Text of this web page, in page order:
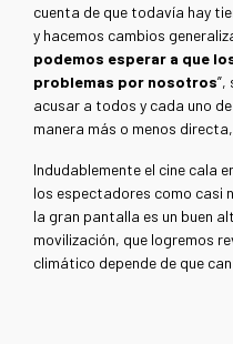
cuenta de que todavía hay
y hacemos cambios
podemos esperar a que
problemas por nosotros”,
acusar a todos y cada uno
manera más o menos
Indudablemente el cine cala
los espectadores como casi
la gran pantalla es un buen
movilización, que logremos
climático depende de que